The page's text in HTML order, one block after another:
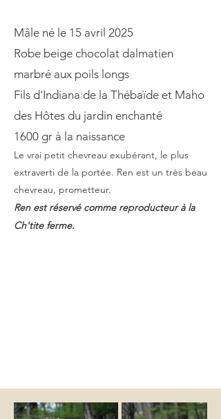
Mâle né le 15 avril 2025
Robe beige chocolat dalmatien
marbré aux poils longs
Fils d'Indiana de la Thébaïde et Maho
des Hôtes du jardin enchanté
1600 gr à la naissance
​Le vrai petit chevreau exubérant, le plus
extraverti de la portée. Ren est un très beau
chevreau, prometteur.
Ren est réservé comme reproducteur à la
Ch'tite ferme.